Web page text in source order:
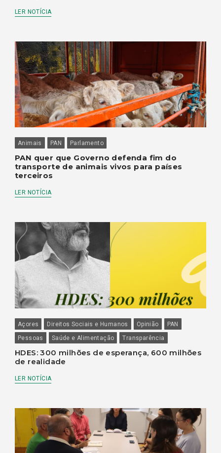
LER NOTÍCIA
Animais PAN Parlamento
PAN quer que Governo defenda fim do
transporte de animais vivos para países
terceiros
LER NOTÍCIA
Açores Direitos Sociais e Humanos Opinião
PAN
Pessoas
Saúde e Alimentação Transparência
HDES: 300 milhões de esperança, 600 milhões
de realidade
LER NOTÍCIA